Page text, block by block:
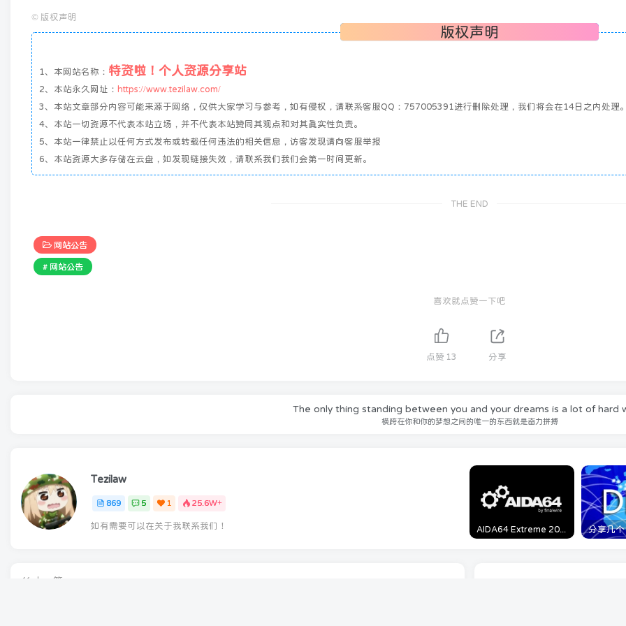
© 版权声明
版权声明
1、本网站名称： 特资啦！个人资源分享站
2、本站永久网址： https://www.tezilaw.com/
3、本站文章部分内容可能来源于网络，仅供大家学习与参考，如有侵权，请联系客服QQ：757005391进行删除处理，我们将会在14日之内处理
4、本站一切资源不代表本站立场，并不代表本站赞同其观点和对其真实性负责。
5、本站一律禁止以任何方式发布或转载任何违法的相关信息，访客发现请向客服举报
6、本站资源大多存储在云盘，如发现链接失效，请联系我们我们会第一时间更新。
THE END
网站公告
# 网站公告
喜欢就点赞一下吧
点赞 13 分享
The only thing standing between you and your dreams is a lot of hard
横跨在你和你的梦想之间的唯一的东西就是奋力拼搏
Tezilaw
869 5 1 25.6W+
如有需要可以在关于我联系我们！
上一篇